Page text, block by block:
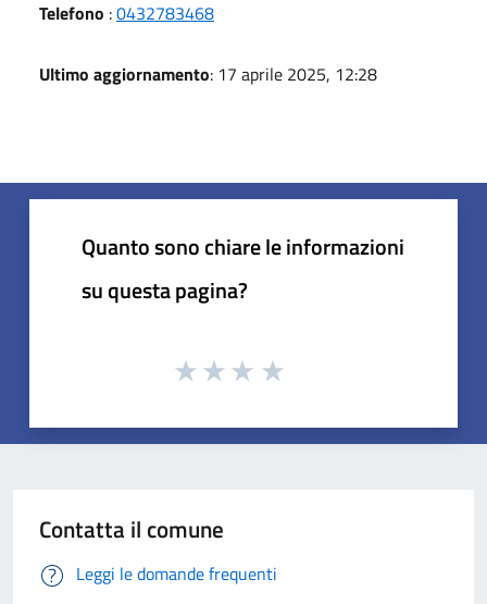
Telefono :0432783468
Ultimo aggiornamento: 17 aprile 2025, 12:28
Quanto sono chiare le informazioni
su questa pagina?
Contatta il comune
Leggi le domande frequenti